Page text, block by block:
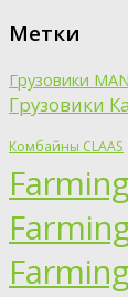
Метки
Грузовики MAN
Грузовики
Комбайны CLAAS